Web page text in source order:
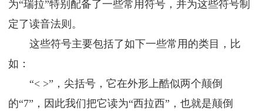
为“瑞拉”特别配备了一些常用符号，并为这些符号制
定了读音法则。
这些符号主要包括了如下一些常用的类目，比
如：
“< >”，尖括号，它在外形上酷似两个颠倒
的“7”，因此我们把它读为“西拉西”，也就是颠倒